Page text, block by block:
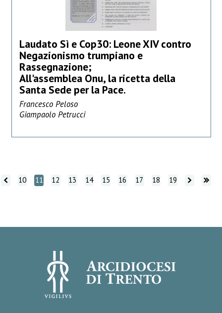
Laudato Sì e Cop30: Leone XIV contro
Negazionismo trumpiano e
Rassegnazione;
All'assemblea Onu, la ricetta della
Santa Sede per la Pace.
Francesco Peloso
Giampaolo Petrucci
10 11 12 13 14 15 16 17 18 19Vai avanti
Vai avanti